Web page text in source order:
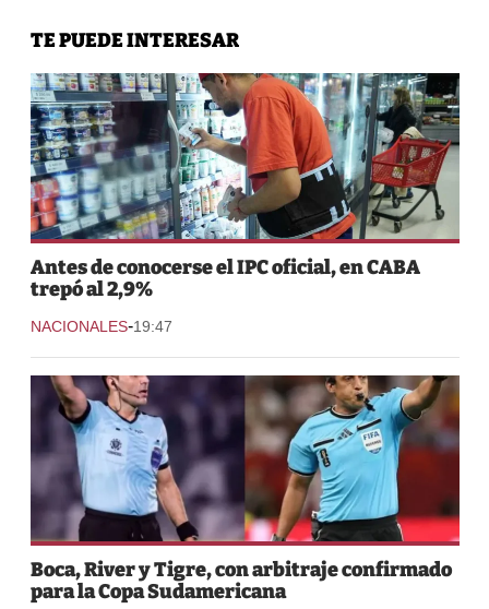
TE PUEDE INTERESAR
Antes de conocerse el IPC oficial, en CABA
trepó al 2,9%
NACIONALES-19:47
Boca, River y Tigre, con arbitraje confirmado
para la Copa Sudamericana